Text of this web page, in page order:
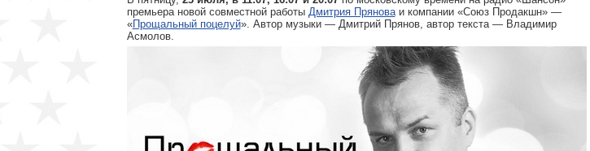
премьера новой совместной работы Дмитрия Пряноваи компании «Союз Продакшн» —
«Прощальный поцелуй». Автор музыки — Дмитрий Прянов, автор текста — Владимир
Асмолов.